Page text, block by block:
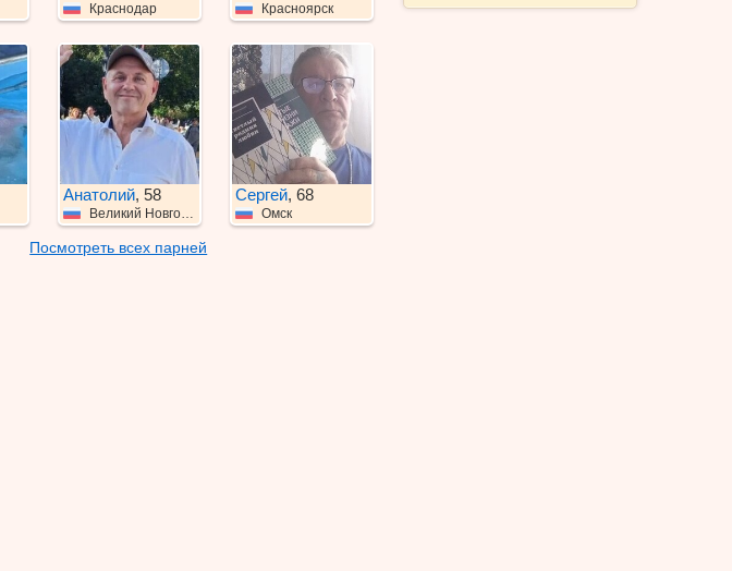
Краснодар Красноярск
Анатолий, 58
Великий Новгород
Сергей, 68
Омск
Посмотреть всех парней